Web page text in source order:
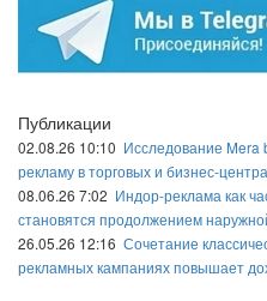
Публикации
02.08.26 10:10 Исследование Mera
рекламу в торговых и бизнес-
08.06.26 7:02 Индор-реклама как
становятся продолжением
26.05.26 12:16 Сочетание
рекламных кампаниях повышает